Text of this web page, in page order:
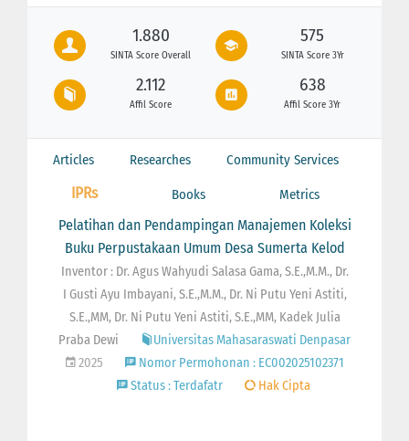
1.880
SINTA Score Overall
575
SINTA Score 3Yr
2.112
Affil Score
638
Affil Score 3Yr
Articles Researches Community Services
IPRs Books Metrics
Pelatihan dan Pendampingan Manajemen Koleksi
Buku Perpustakaan Umum Desa Sumerta Kelod
Inventor : Dr. Agus Wahyudi Salasa Gama, S.E.,M.M., Dr.
I Gusti Ayu Imbayani, S.E.,M.M., Dr. Ni Putu Yeni Astiti,
S.E.,MM, Dr. Ni Putu Yeni Astiti, S.E.,MM, Kadek Julia
Praba Dewi
Universitas Mahasaraswati Denpasar
2025
Nomor Permohonan : EC002025102371
Status : Terdafatr
Hak Cipta